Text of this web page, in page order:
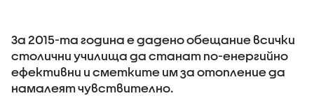
За 2015-та година е дадено обещание всички
столични училища да станат по-енергийно
ефективни и сметките им за отопление да
намалеят чувствително.